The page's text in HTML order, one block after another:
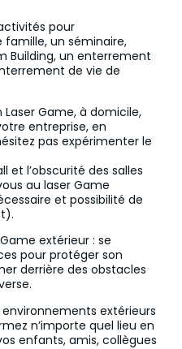
pour
un séminaire,
Building, un enterrement
de vie de
Game, à domicile,
entreprise, en
pas expérimenter le
et l’obscurité des salles
au laser Game
et possibilité de
extérieur : se
pour protéger son
derrière des obstacles
extérieurs
n’importe quel lieu en
enfants, amis, collègues